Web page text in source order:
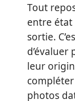
Tout
entre état
sortie.
d’évaluer
leur
photos